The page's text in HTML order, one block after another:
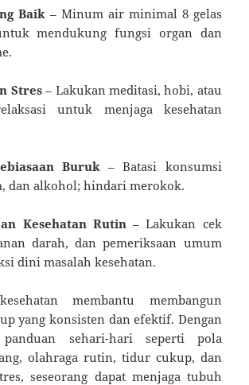
Baik – Minum air minimal 8 gelas
mendukung fungsi organ dan
Stres– Lakukan meditasi, hobi, atau
untuk menjaga kesehatan
Buruk – Batasi konsumsi
dan alkohol; hindari merokok.
Kesehatan Rutin – Lakukan cek
darah, dan pemeriksaan umum
dini masalah kesehatan.
membantu membangun
yang konsisten dan efektif. Dengan
panduan sehari-hari seperti pola
olahraga rutin, tidur cukup, dan
seseorang dapat menjaga tubuh